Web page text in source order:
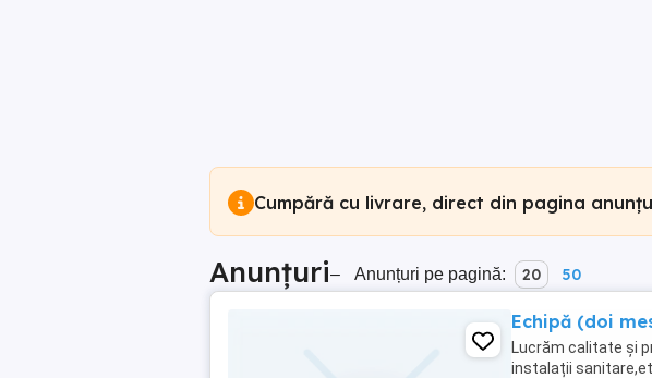
Cumpără cu livrare, direct din pagina
Anunțuri– Anunțuri pe pagină: 20 50
Echipă (doi
Lucrăm calitate și
instalații